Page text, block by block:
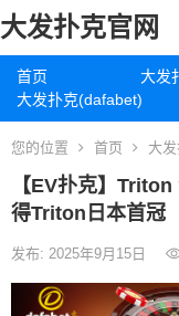
大发扑克官网
首页 大发
大发扑克(dafabet)
您的位置 首页 大
【EV扑克】
得Triton日本首冠
发布: 2025年9月15日